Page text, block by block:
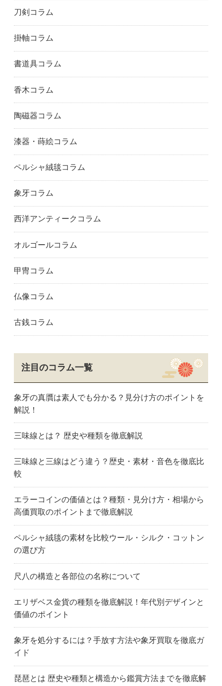
千葉県
市川市
柏市
松戸市
東京都
文京区
千代田区
江戸川区
八王子市
江東区
町田市
目黒区
港区
西東京市
大田区
世田谷区
渋谷区
杉並区
墨田区
台東区
中央区
神奈川県
藤沢市
鎌倉市
川崎市
横浜市
横須賀市
筑紫野市
太宰府市
飯塚市
糸島市
春日市
糟屋郡
北九州市
久留米市
宗像市
大牟田市
大野城市
天草市
合志市
熊本市
玉名市
別府市
大分市
佐賀県
唐津市
長崎県
長崎市 佐世保市
刀剣コラム
掛軸コラム
書道具コラム
香木コラム
陶磁器コラム
漆器・蒔絵コラム
ペルシャ絨毯コラム
象牙コラム
西洋アンティークコラム
オルゴールコラム
甲冑コラム
仏像コラム
古銭コラム
注目のコラム一覧
象牙の真贋は素人でも分かる？見分け方のポイントを
解説！
三味線とは？ 歴史や種類を徹底解説
三味線と三線はどう違う？歴史・素材・音色を徹底比
較
エラーコインの価値とは？種類・見分け方・相場から
高価買取のポイントまで徹底解説
ペルシャ絨毯の素材を比較ウール・シルク・コットン
の選び方
尺八の構造と各部位の名称について
エリザベス金貨の種類を徹底解説！年代別デザインと
価値のポイント
象牙を処分するには？手放す方法や象牙買取を徹底ガ
イド
琵琶とは 歴史や種類と構造から鑑賞方法までを徹底解